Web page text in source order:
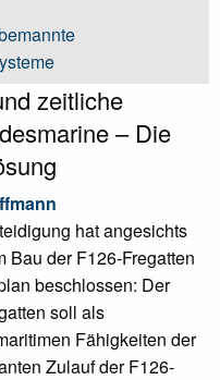
zeitliche
– Die
hat angesichts
Bau der F126-Fregatten
beschlossen: Der
soll als
Fähigkeiten der
Zulauf der F126-